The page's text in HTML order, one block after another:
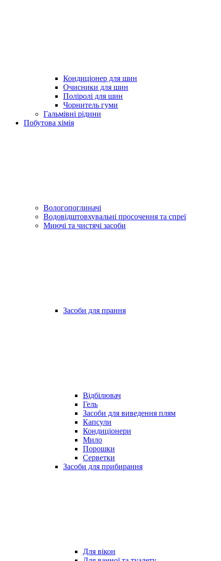
Кондиціонер для шин
Очисники для шин
Поліролі для шин
Чорнитель гуми
Гальмівні рідини
Побутова хімія
Вологопоглиначі
Водовідштовхувальні просочення та спреї
Миючі та чистячі засоби
Засоби для прання
Відбілювач
Гель
Засоби для виведення плям
Капсули
Кондиціонери
Мило
Порошки
Серветки
Засоби для прибирання
Для вікон